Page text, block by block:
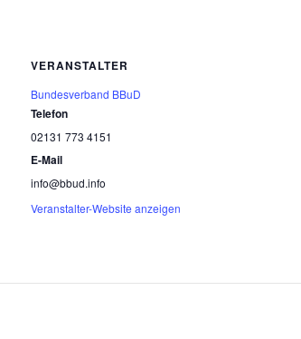
VERANSTALTER
Bundesverband BBuD
Telefon
02131 773 4151
E-Mail
info@bbud.info
Veranstalter-Website anzeigen